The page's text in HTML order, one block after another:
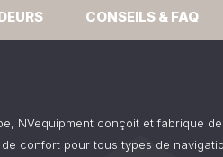
CONSEILS & FAQ
NVequipment conçoit et fabrique
confort pour tous types de